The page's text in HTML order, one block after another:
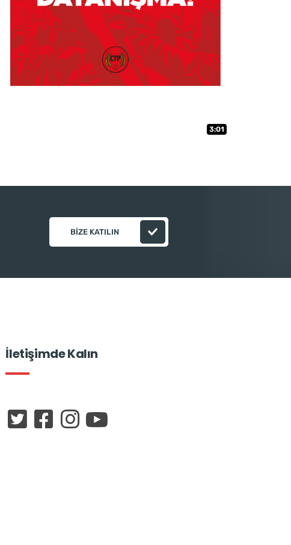
3:01
BIZE KATILIN
İletişimde Kalın